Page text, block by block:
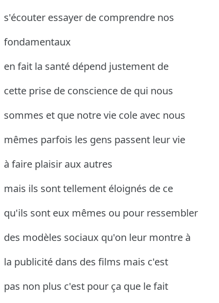
s'écouter essayer de comprendre nos
fondamentaux
en fait la santé dépend justement de
cette prise de conscience de qui nous
sommes et que notre vie cole avec nous
mêmes parfois les gens passent leur vie
à faire plaisir aux autres
mais ils sont tellement éloignés de ce
qu'ils sont eux mêmes ou pour ressembler
des modèles sociaux qu'on leur montre à
la publicité dans des films mais c'est
pas non plus c'est pour ça que le fait